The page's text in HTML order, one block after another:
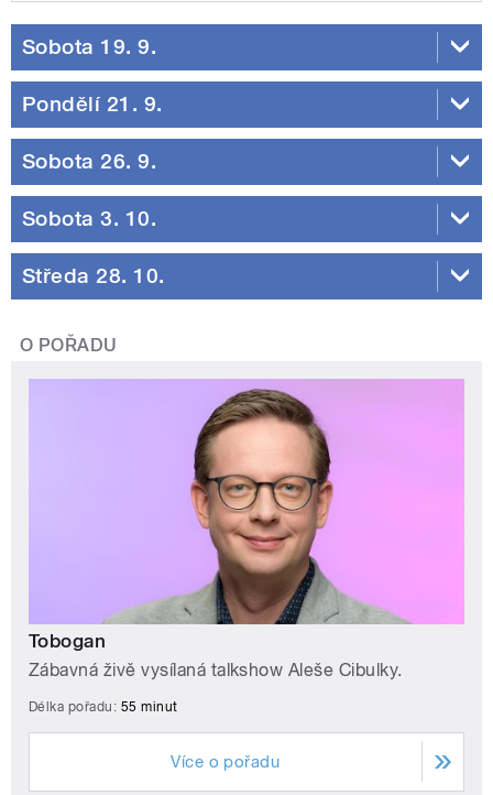
Sobota 19. 9.
Pondělí 21. 9.
Sobota 26. 9.
Sobota 3. 10.
Středa 28. 10.
O POŘADU
Tobogan
Zábavná živě vysílaná talkshow Aleše Cibulky.
Délka pořadu: 55 minut
Více o pořadu